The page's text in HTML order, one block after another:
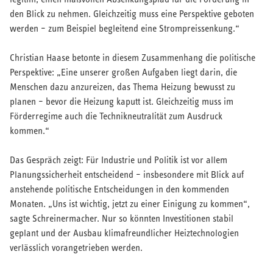
den Blick zu nehmen. Gleichzeitig muss eine Perspektive geboten
werden – zum Beispiel begleitend eine Strompreissenkung.“
Christian Haase betonte in diesem Zusammenhang die politische
Perspektive: „Eine unserer großen Aufgaben liegt darin, die
Menschen dazu anzureizen, das Thema Heizung bewusst zu
planen – bevor die Heizung kaputt ist. Gleichzeitig muss im
Förderregime auch die Technikneutralität zum Ausdruck
kommen.“
Das Gespräch zeigt: Für Industrie und Politik ist vor allem
Planungssicherheit entscheidend – insbesondere mit Blick auf
anstehende politische Entscheidungen in den kommenden
Monaten. „Uns ist wichtig, jetzt zu einer Einigung zu kommen“,
sagte Schreinermacher. Nur so könnten Investitionen stabil
geplant und der Ausbau klimafreundlicher Heiztechnologien
verlässlich vorangetrieben werden.